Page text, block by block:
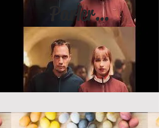
Parler & écrire